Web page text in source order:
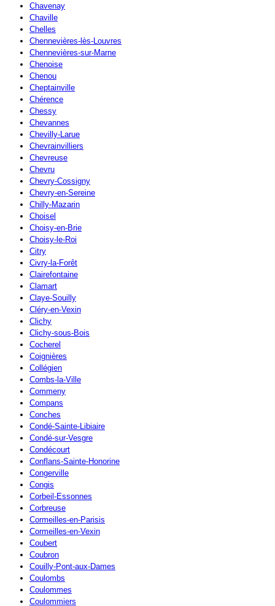
Chavenay
Chaville
Chelles
Chennevières-lès-Louvres
Chennevières-sur-Marne
Chenoise
Chenou
Cheptainville
Chérence
Chessy
Chevannes
Chevilly-Larue
Chevrainvilliers
Chevreuse
Chevru
Chevry-Cossigny
Chevry-en-Sereine
Chilly-Mazarin
Choisel
Choisy-en-Brie
Choisy-le-Roi
Citry
Civry-la-Forêt
Clairefontaine
Clamart
Claye-Souilly
Cléry-en-Vexin
Clichy
Clichy-sous-Bois
Cocherel
Coignières
Collégien
Combs-la-Ville
Commeny
Compans
Conches
Condé-Sainte-Libiaire
Condé-sur-Vesgre
Condécourt
Conflans-Sainte-Honorine
Congerville
Congis
Corbeil-Essonnes
Corbreuse
Cormeilles-en-Parisis
Cormeilles-en-Vexin
Coubert
Coubron
Couilly-Pont-aux-Dames
Coulombs
Coulommes
Coulommiers